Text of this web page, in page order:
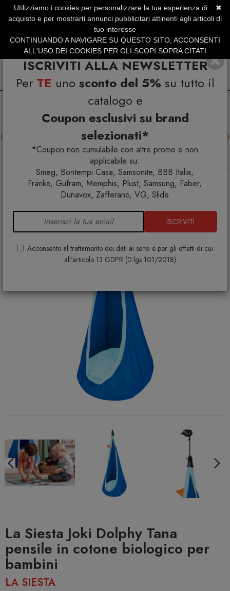
ISCRIVITI ALLA NEWSLETTER
Per TE uno sconto del 5% su tutto il
catalogo e
Coupon esclusivi su brand
selezionati*
*Coupon non cumulabile con altre promo e non
applicabile su:
Smeg, Bontempi Casa, Samsonite, BBB Italia,
Franke, Gufram, Memphis, Plust, Samsung, Faber,
Dunavox, Zafferano, VG, Slide
ISCRIVITI
Acconsento al trattamento dei dati ai sensi e per gli effetti di cui
all'articolo 13 GDPR (D.lgs 101/2018)
SERVIZIO CLIENTI +39.0773.470.562
SUMMER SALES | Fino al 31 Agosto
Home Arredo interno Arredo esterno
Amache
La Siesta Joki Dolphy Tana pensile in cotone biologico per
bambini
La Siesta Joki Dolphy Tana
pensile in cotone biologico per
bambini
LA SIESTA
✖
Utilizziamo i cookies per personalizzare la tua esperienza di
acquisto e per mostrarti annunci pubblicitari attinenti agli articoli di
tuo interesse
CONTINUANDO A NAVIGARE SU QUESTO SITO, ACCONSENTI
ALL'USO DEI COOKIES PER GLI SCOPI SOPRA CITATI